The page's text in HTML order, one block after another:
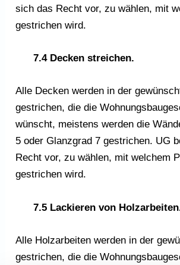
sich das Recht vor, zu wählen, mit
gestrichen wird.
7.4 Decken streichen.
Alle Decken werden in der
gestrichen, die die
wünscht, meistens werden die
5 oder Glanzgrad 7 gestrichen. UG
Recht vor, zu wählen, mit welchem
gestrichen wird.
7.5 Lackieren von
Alle Holzarbeiten werden in der
gestrichen, die die